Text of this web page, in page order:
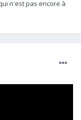
n'est pas encore à